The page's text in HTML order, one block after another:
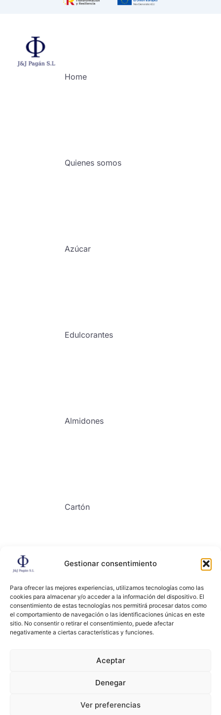
Gestionar consentimiento
Para ofrecer las mejores experiencias, utilizamos tecnologías como las
cookies para almacenar y/o acceder a la información del dispositivo. El
consentimiento de estas tecnologías nos permitirá procesar datos como
el comportamiento de navegación o las identificaciones únicas en este
sitio. No consentir o retirar el consentimiento, puede afectar
negativamente a ciertas características y funciones.
Aceptar
Denegar
Ver preferencias
Home
Quienes somos
Azúcar
Edulcorantes
Almidones
Cartón
Copyright ©2024, All right reserved. JYJ PAGAN
Términos y condiciones
Políticas de privacidad